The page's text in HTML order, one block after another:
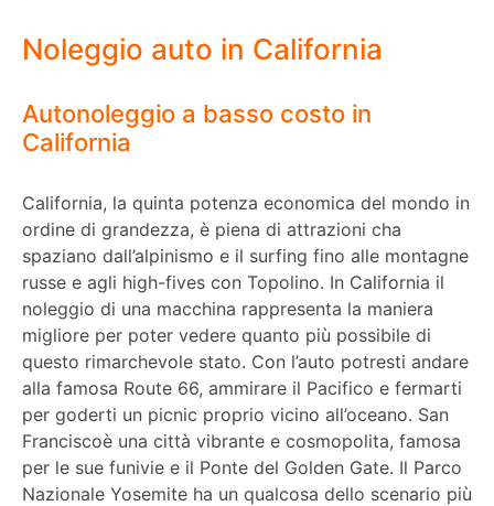
Noleggio auto in California
Autonoleggio a basso costo in
California
California, la quinta potenza economica del mondo in
ordine di grandezza, è piena di attrazioni cha
spaziano dall’alpinismo e il surfing fino alle montagne
russe e agli high-fives con Topolino. In California il
noleggio di una macchina rappresenta la maniera
migliore per poter vedere quanto più possibile di
questo rimarchevole stato. Con l’auto potresti andare
alla famosa Route 66, ammirare il Pacifico e fermarti
per goderti un picnic proprio vicino all’oceano. San
Franciscoè una città vibrante e cosmopolita, famosa
per le sue funivie e il Ponte del Golden Gate. Il Parco
Nazionale Yosemite ha un qualcosa dello scenario più